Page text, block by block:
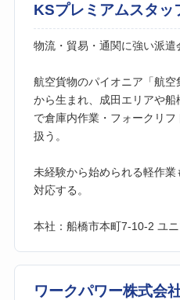
KSプレミアムスタッ
物流・貿易・通関に強い派遣
航空貨物のパイオニア「航
から生まれ、成田エリアや
で倉庫内作業・フォークリフ
扱う。
未経験から始められる軽作
対応する。
本社：船橋市本町7-10-2 ユ
ワークパワー株式会